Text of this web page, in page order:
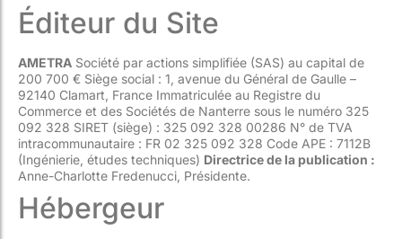
Éditeur du Site
AMETRA Société par actions simplifiée (SAS) au capital de
200 700 € Siège social : 1, avenue du Général de Gaulle –
92140 Clamart, France Immatriculée au Registre du
Commerce et des Sociétés de Nanterre sous le numéro 325
092 328 SIRET (siège) : 325 092 328 00286 N° de TVA
intracommunautaire : FR 02 325 092 328 Code APE : 7112B
(Ingénierie, études techniques) Directrice de la publication :
Anne-Charlotte Fredenucci, Présidente.
Hébergeur